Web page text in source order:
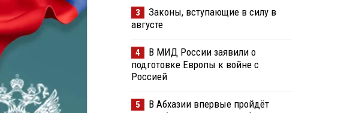
3
Законы, вступающие в силу в
августе
4
В МИД России заявили о
подготовке Европы к войне с
Россией
5
В Абхазии впервые пройдёт